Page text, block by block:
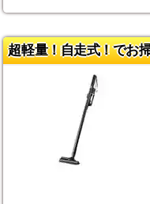
超軽量！自走式！でお